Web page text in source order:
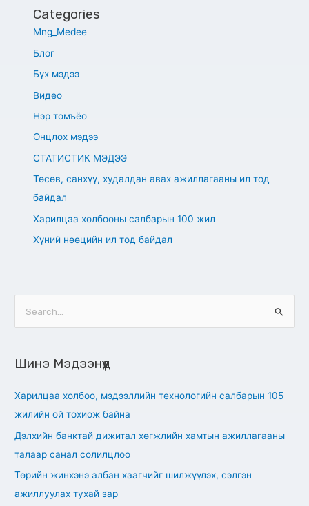
Categories
Mng_Medee
Блог
Бүх мэдээ
Видео
Нэр томъёо
Онцлох мэдээ
СТАТИСТИК МЭДЭЭ
Төсөв, санхүү, худалдан авах ажиллагааны ил тод
байдал
Харилцаа холбооны салбарын 100 жил
Хүний нөөцийн ил тод байдал
r
o
:
Шинэ Мэдээнүүд
Харилцаа холбоо, мэдээллийн технологийн салбарын 105
жилийн ой тохиож байна
Дэлхийн банктай дижитал хөгжлийн хамтын ажиллагааны
талаар санал солилцлоо
Төрийн жинхэнэ албан хаагчийг шилжүүлэх, сэлгэн
ажиллуулах тухай зар